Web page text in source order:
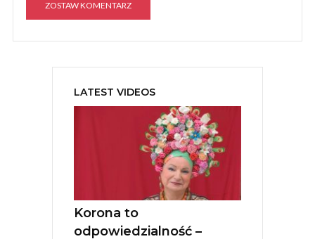
A
LATEST VIDEOS
Korona to
odpowiedzialność –